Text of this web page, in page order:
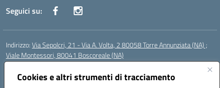
Cookies e altri strumenti di tracciamento
Seguici su:
Indirizzo:Via Sepolcri, 21 - Via A. Volta, 2 80058 Torre Annunziata (NA) ;
Viale Montessori, 80041 Boscoreale (NA)
Centralino:
Posta elettronica certificata (PEC):nais04100b@pec.istruzione.it